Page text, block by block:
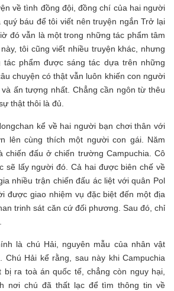
về tình đồng đội, đồng chí của hai người
quý báu để tôi viết nên truyện ngắn Trở lại
đó vẫn là một trong những tác phẩm tâm
tôi cũng viết nhiều truyện khác, nhưng
tác phẩm được sáng tác dựa trên những
chuyện có thật vẫn luôn khiến con người
ấn tượng nhất. Chẳng cần ngôn từ thêu
thật thôi là đủ.
kể về hai người bạn chơi thân với
lên cùng thích một người con gái. Năm
chiến đấu ở chiến trường Campuchia. Cô
sẽ lấy người đó. Cả hai được biên chế về
nhiều trận chiến đấu ác liệt với quân Pol
được giao nhiệm vụ đặc biệt đến một địa
trinh sát căn cứ đối phương. Sau đó, chỉ
là chú Hải, nguyên mẫu của nhân vật
Chú Hải kể rằng, sau này khi Campuchia
bị ra toà án quốc tế, chẳng còn nguy hại,
nơi chú đã thất lạc để tìm thông tin về